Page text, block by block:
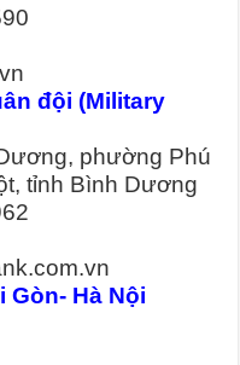
đội (Military
phường Phú
tỉnh Bình Dương
Gòn- Hà Nội